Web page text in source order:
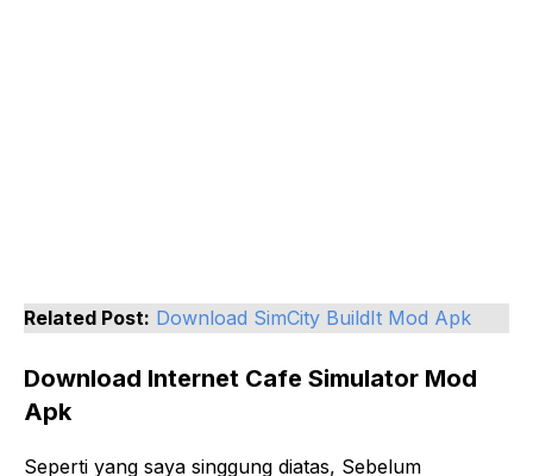
Related Post: Download SimCity BuildIt Mod Apk
Download Internet Cafe Simulator Mod
Apk
Seperti yang saya singgung diatas, Sebelum